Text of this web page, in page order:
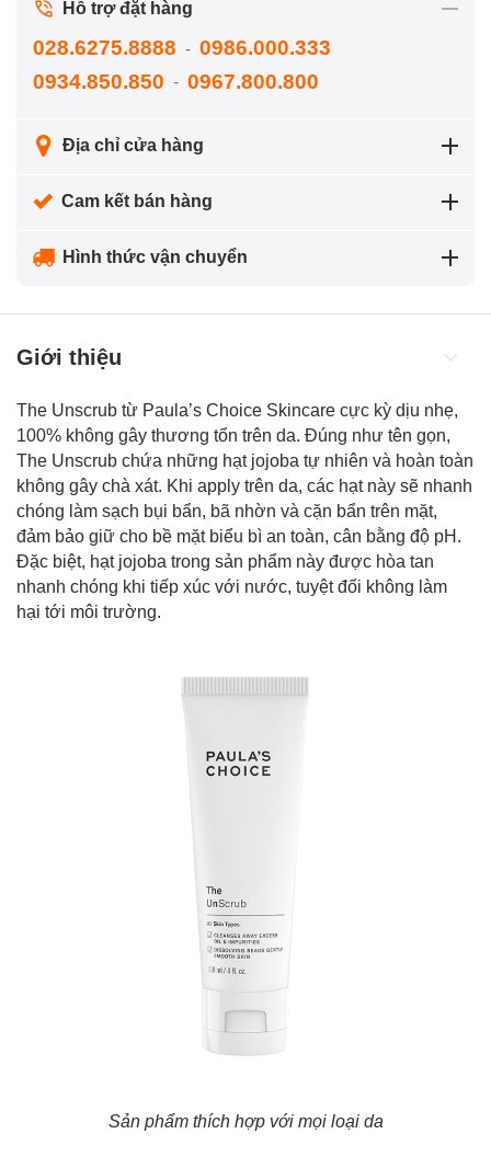
Hỗ trợ đặt hàng
028.6275.8888 - 0986.000.333
0934.850.850 - 0967.800.800
Địa chỉ cửa hàng
Cam kết bán hàng
Hình thức vận chuyển
Giới thiệu
The Unscrub từ Paula’s Choice Skincare cực kỳ dịu nhẹ,
100% không gây thương tổn trên da. Đúng như tên gọn,
The Unscrub chứa những hạt jojoba tự nhiên và hoàn toàn
không gây chà xát. Khi apply trên da, các hạt này sẽ nhanh
chóng làm sạch bụi bẩn, bã nhờn và cặn bẩn trên mặt,
đảm bảo giữ cho bề mặt biểu bì an toàn, cân bằng độ pH.
Đặc biệt, hạt jojoba trong sản phẩm này được hòa tan
nhanh chóng khi tiếp xúc với nước, tuyệt đối không làm
hại tới môi trường.
Sản phẩm thích hợp với mọi loại da